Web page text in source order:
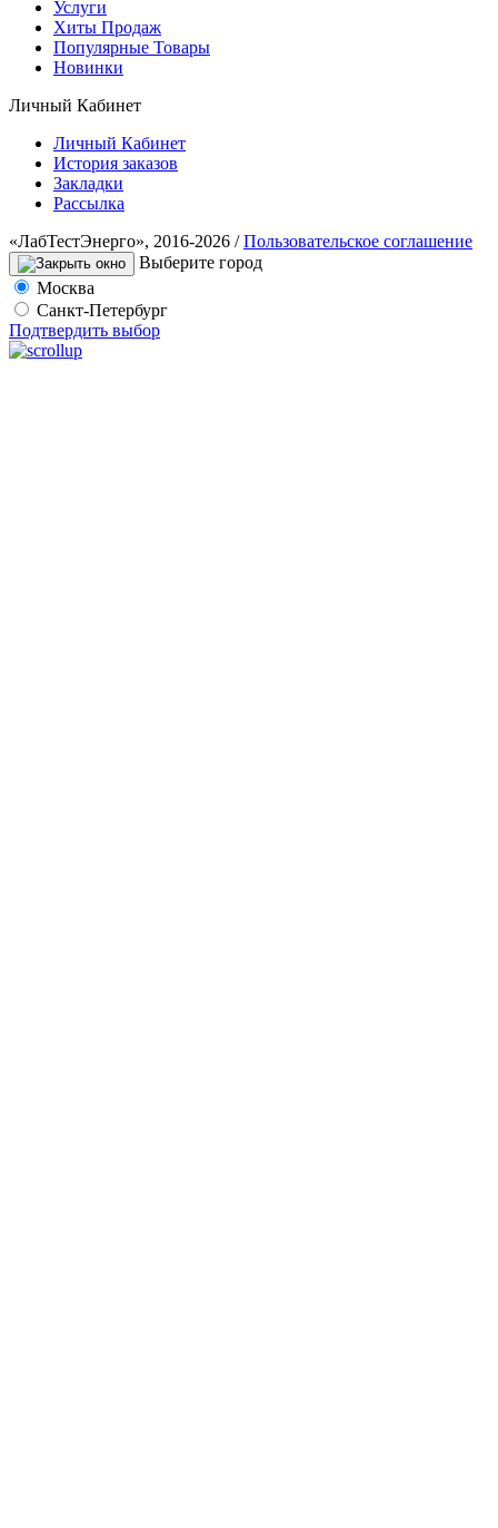
Услуги
Хиты Продаж
Популярные Товары
Новинки
Личный Кабинет
Личный Кабинет
История заказов
Закладки
Рассылка
«ЛабТестЭнерго», 2016-2026 /Пользовательское соглашение
Выберите город
Москва
Санкт-Петербург
Подтвердить выбор